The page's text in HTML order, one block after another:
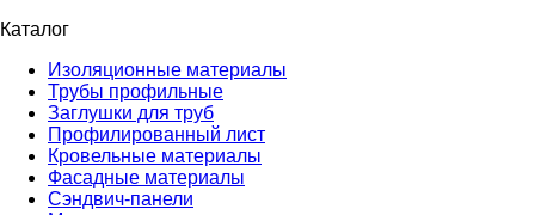
Каталог
Изоляционные материалы
Трубы профильные
Заглушки для труб
Профилированный лист
Кровельные материалы
Фасадные материалы
Сэндвич-панели